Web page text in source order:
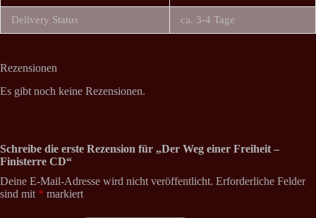
Delivery Status ca. 3-4 Tage
Rezensionen
Es gibt noch keine Rezensionen.
Schreibe die erste Rezension für „Der Weg einer Freiheit –
Finisterre CD“
Deine E-Mail-Adresse wird nicht veröffentlicht. Erforderliche Felder
sind mit * markiert